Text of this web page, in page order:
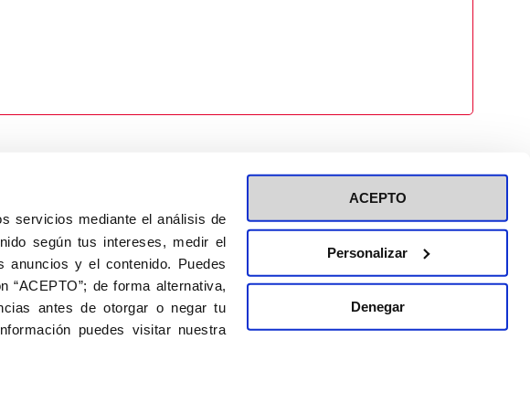
servicios mediante el análisis de
según tus intereses, medir el
anuncios y el contenido. Puedes
de forma alternativa,
antes de otorgar o negar tu
puedes visitar nuestra
ACEPTO
Personalizar
Denegar
Inscripción a eventos
Política de privacidad de RRSS
Política de cookies